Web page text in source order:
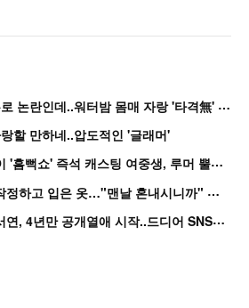
비
비, 성행위 연상 안무로 논란인데..워터밤 몸매 자랑 '타격無' 근황
할 만하네..압도적인 '글래머'
“
연습생 아닙니다” 싸이 '흠뻑쇼' 즉석 캐스팅 여중생, 루머 뿔났다[Oh!쎈 이...
홍
진영, '임신설' 종결 작정하고 입은 옷…"맨날 혼내시니까" 억울
'
흑백' 김도윤♥배우 김서연, 4년만 공개열애 시작..드디어 SNS에 노출 [핫피...